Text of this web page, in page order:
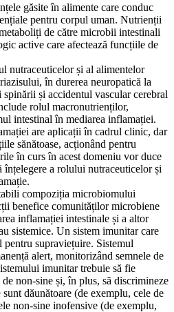
găsite în alimente care conduc
pentru corpul uman. Nutrienții
de către microbii intestinali
active care afectează funcțiile de
nutraceuticelor și al alimentelor
în durerea neuropatică la
și accidentul vascular cerebral
rolul macronutrienților,
intestinal în mediarea inflamației.
are aplicații în cadrul clinic, dar
sănătoase, acționând pentru
în curs în acest domeniu vor duce
a rolului nutraceuticelor și
compoziția microbiomului
benefice comunităților microbiene
inflamației intestinale și a altor
sistemice. Un sistem imunitar care
pentru supraviețuire. Sistemul
alert, monitorizând semnele de
imunitar trebuie să fie
non-sine și, în plus, să discrimineze
dăunătoare (de exemplu, cele de
non-sine inofensive (de exemplu,